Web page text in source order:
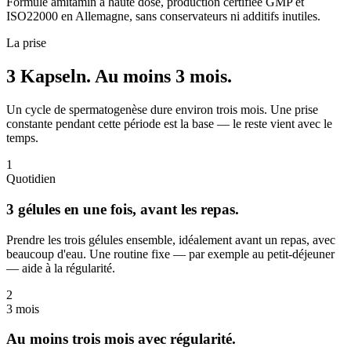
ISO22000 en Allemagne, sans conservateurs ni additifs inutiles.
La prise
3 Kapseln. Au moins 3 mois.
Un cycle de spermatogenèse dure environ trois mois. Une prise
constante pendant cette période est la base — le reste vient avec le
temps.
1
Quotidien
3 gélules en une fois, avant les repas.
Prendre les trois gélules ensemble, idéalement avant un repas, avec
beaucoup d'eau. Une routine fixe — par exemple au petit-déjeuner
— aide à la régularité.
2
3 mois
Au moins trois mois avec régularité.